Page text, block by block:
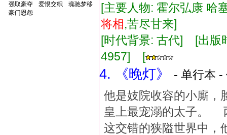
强取豪夺
爱恨交织
魂驰梦移
豪门恩怨
[主要人物: 霍尔弘康
将相,苦尽甘来]
[时代背景: 古代] [出
4957] [
4. 《晚灯》
- 单行本
他是妓院收容的小廝
皇上最宠溺的太子。
这交错的狭隘世界中，